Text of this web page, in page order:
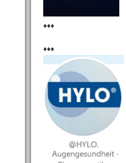
♦♦♦
♦♦♦